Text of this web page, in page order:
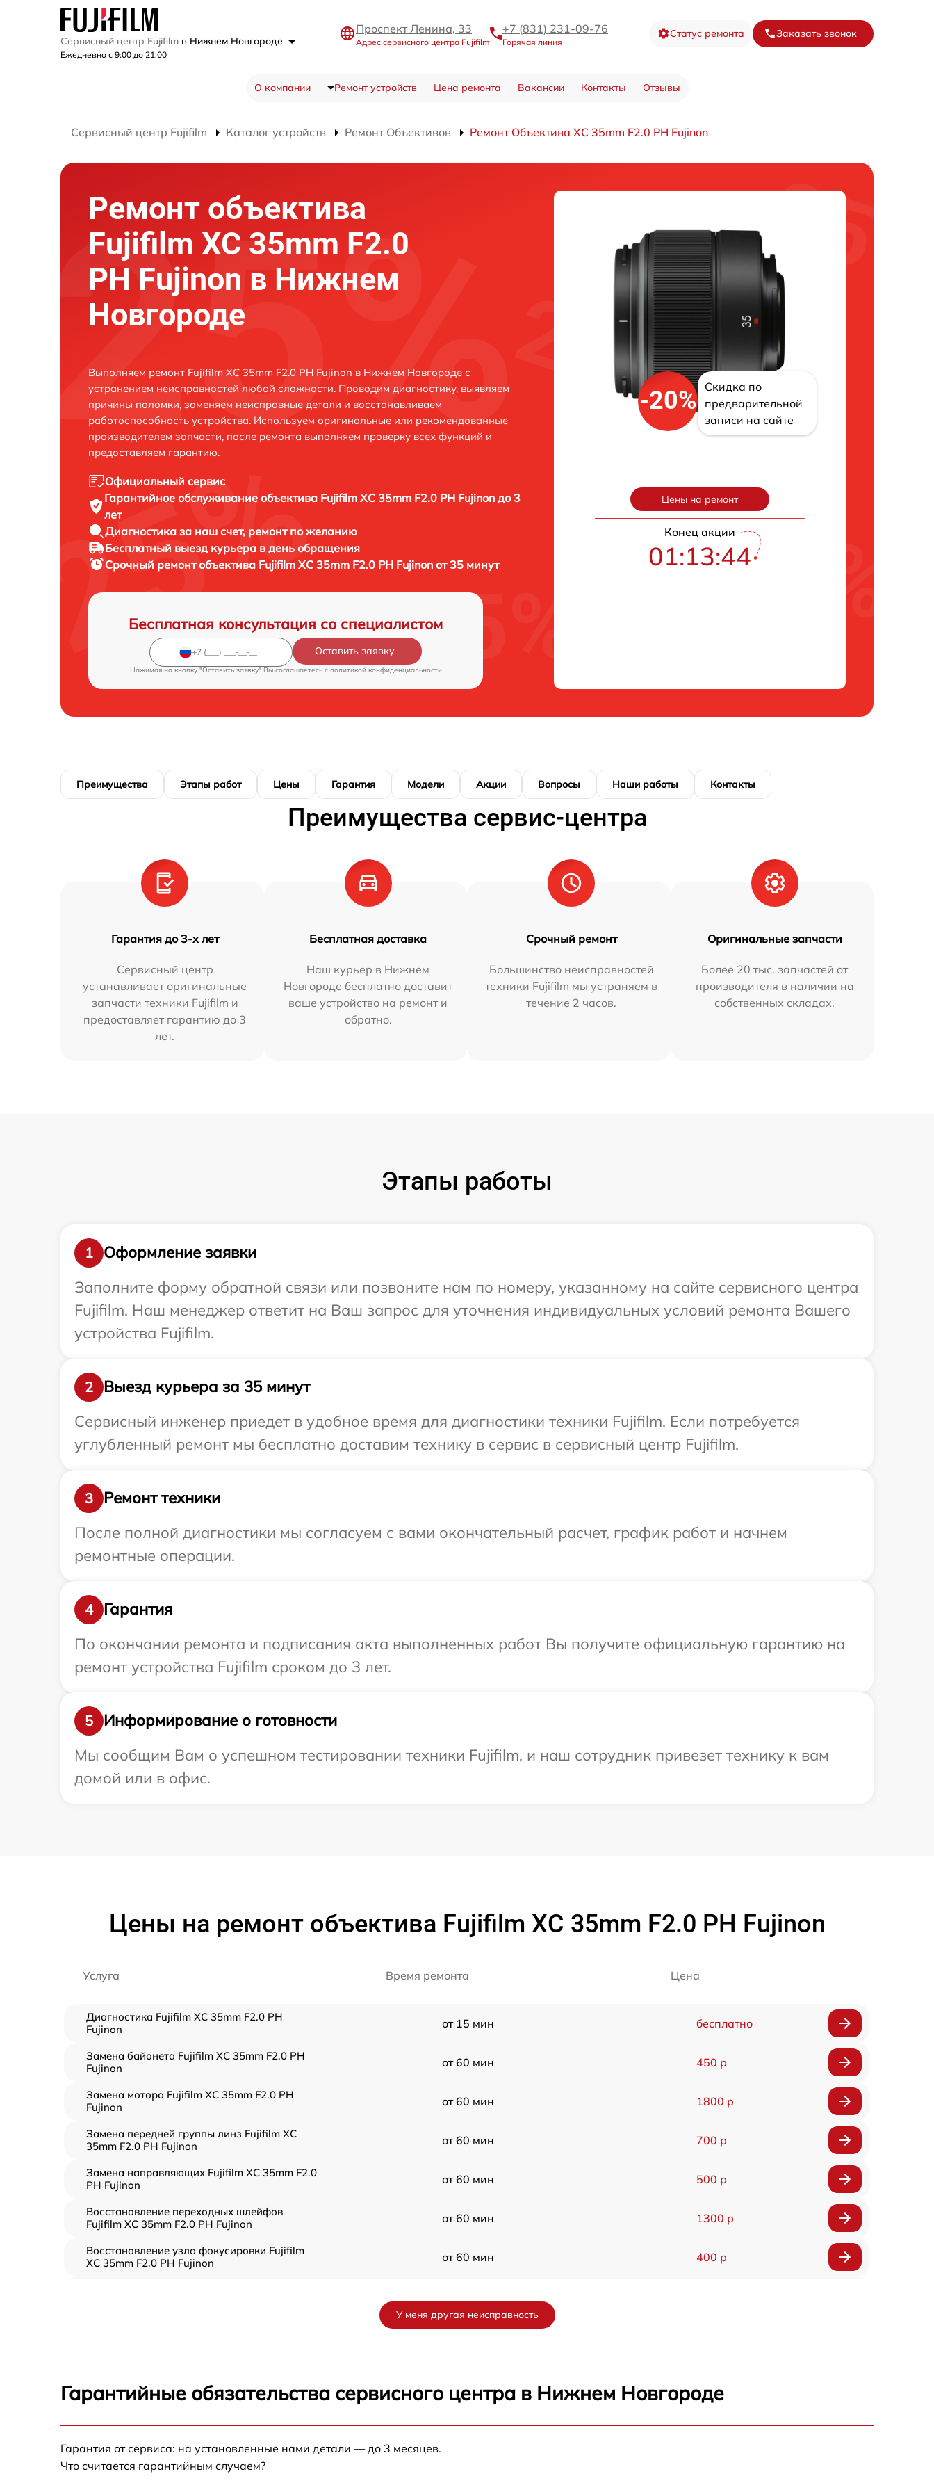
Сервисный центр Fujifilm в Нижнем Новгороде
Ежедневно с 9:00 до 21:00
Проспект Ленина, 33
Адрес сервисного центра Fujifilm
+7 (831) 231-09-76
Горячая линия
Статус ремонта Заказать звонок
О компании Ремонт устройств Цена ремонта Вакансии Контакты Отзывы
Сервисный центр Fujifilm Каталог устройств Ремонт Объективов Ремонт Объектива XC 35mm F2.0 PH Fujinon
Ремонт объектива
Fujifilm XC 35mm F2.0
PH Fujinon в Нижнем
Новгороде
Выполняем ремонт Fujifilm XC 35mm F2.0 PH Fujinon в Нижнем Новгороде с
устранением неисправностей любой сложности. Проводим диагностику, выявляем
причины поломки, заменяем неисправные детали и восстанавливаем
работоспособность устройства. Используем оригинальные или рекомендованные
производителем запчасти, после ремонта выполняем проверку всех функций и
предоставляем гарантию.
Официальный сервис
Гарантийное обслуживаниеобъектива Fujifilm XC 35mm F2.0 PH Fujinon до 3
лет
Диагностика за наш счет, ремонт по желанию
Бесплатный выезд курьера в день обращения
Срочный ремонтобъектива Fujifilm XC 35mm F2.0 PH Fujinon от 35 минут
Бесплатная консультация со специалистом
Оставить заявку
Нажимая на кнопку "Оставить заявку" Вы соглашаетесь c политикой конфиденциальности
-20%
Скидка по
предварительной
записи на сайте
Цены на ремонт
Конец акции
01:13:43
Преимущества Этапы работ Цены Гарантия Модели Акции Вопросы Наши работы Контакты
Преимущества сервис-центра
Гарантия до 3-х лет
Сервисный центр
устанавливает оригинальные
запчасти техники Fujifilm и
предоставляет гарантию до 3
лет.
Бесплатная доставка
Наш курьер в Нижнем
Новгороде бесплатно доставит
ваше устройство на ремонт и
обратно.
Срочный ремонт
Большинство неисправностей
техники Fujifilm мы устраняем в
течение 2 часов.
Оригинальные запчасти
Более 20 тыс. запчастей от
производителя в наличии на
собственных складах.
Этапы работы
1
Оформление заявки
Заполните форму обратной связи или позвоните нам по номеру, указанному на сайте сервисного центра
Fujifilm. Наш менеджер ответит на Ваш запрос для уточнения индивидуальных условий ремонта Вашего
устройства Fujifilm.
2
Выезд курьера за 35 минут
Сервисный инженер приедет в удобное время для диагностики техники Fujifilm. Если потребуется
углубленный ремонт мы бесплатно доставим технику в сервис в сервисный центр Fujifilm.
3
Ремонт техники
После полной диагностики мы согласуем с вами окончательный расчет, график работ и начнем
ремонтные операции.
4
Гарантия
По окончании ремонта и подписания акта выполненных работ Вы получите официальную гарантию на
ремонт устройства Fujifilm сроком до 3 лет.
5
Информирование о готовности
Мы сообщим Вам о успешном тестировании техники Fujifilm, и наш сотрудник привезет технику к вам
домой или в офис.
Цены на ремонт объектива Fujifilm XC 35mm F2.0 PH Fujinon
Услуга Время ремонта Цена
Диагностика Fujifilm XC 35mm F2.0 PH
Fujinon
от 15 мин бесплатно
Замена байонета Fujifilm XC 35mm F2.0 PH
Fujinon
от 60 мин 450 р
Замена мотора Fujifilm XC 35mm F2.0 PH
Fujinon
от 60 мин 1800 р
Замена передней группы линз Fujifilm XC
35mm F2.0 PH Fujinon
от 60 мин 700 р
Замена направляющих Fujifilm XC 35mm F2.0
PH Fujinon
от 60 мин 500 р
Восстановление переходных шлейфов
Fujifilm XC 35mm F2.0 PH Fujinon
от 60 мин 1300 р
Восстановление узла фокусировки Fujifilm
XC 35mm F2.0 PH Fujinon
от 60 мин 400 р
Обновление ПО Fujifilm XC 35mm F2.0 PH
Fujinon
У меня другая неисправность
Гарантийные обязательства сервисного центра в Нижнем Новгороде
Гарантия от сервиса: на установленные нами детали — до 3 месяцев.
Что считается гарантийным случаем?